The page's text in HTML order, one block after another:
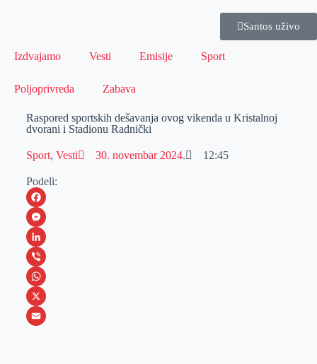
Santos uživo
Izdvajamo Vesti Emisije Sport
Poljoprivreda Zabava
Raspored sportskih dešavanja ovog vikenda u Kristalnoj
dvorani i Stadionu Radnički
Sport, Vesti 30. novembar 2024. 12:45
Podeli:
F
a
c
e
b
o
M
e
s
s
e
L
i
n
k
V
i
b
W
h
X